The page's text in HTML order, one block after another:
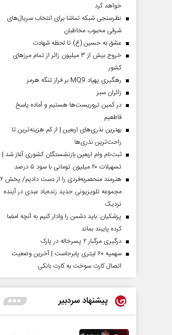
خواهد کرد
نظرسنجی شبکه تماشا برای انتخاب سریال‌های
شرقی محبوب مخاطبان
عشق به حسین (ع) تا لحظه شهادت
خروج بیش از ۳ میلیون زائر از تمام مرز‌های
کشور
رهگیری پهپاد MQ9 بر فراز تنگه هرمز
‌زائران سبز
در کمین تروریست‌ها هستیم و آماده پاسخ
قاطعیم
بهترین نذری‌های اربعین | از کم هزینه‌ترین تا
راحت‌ترین نذری‌ها
ثبت‌نام وام اربعین بازنشستگان کشوری آغاز شد |
تسهیلات ۲۰ میلیون تومانی با سود ۵ درصد
هنرمند منحصر‌به‌فردی را از دست دادیم/ پخش ۲
مجموعه تلویزیونی جدید زنده‌یاد عبدی در آینده
نزدیک
پزشکیان: باید دشمن را وادار کنیم به آنچه امضا
کرده پایبند بماند
درگیری مرگبار ۲ پسرخاله در پارک
سهمیه ۶۰ لیتری پابرجاست | آخرین وضعیت
اتصال کارت سوخت به کارت بانکی
پیشنهاد سردبیر